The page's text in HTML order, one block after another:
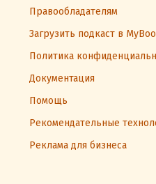
Правообладателям
Загрузить подкаст в
Политика
Документация
Помощь
Рекомендательные
Реклама для бизнеса